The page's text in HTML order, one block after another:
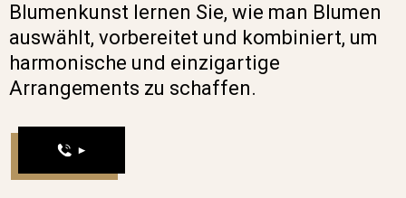
Blumenkunst lernen Sie, wie man Blumen
auswählt, vorbereitet und kombiniert, um
harmonische und einzigartige
Arrangements zu schaffen.